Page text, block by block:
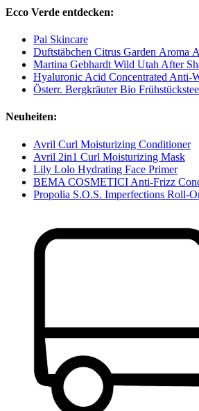
Ecco Verde entdecken:
Pai Skincare
Duftstäbchen Citrus Garden Aroma
Martina Gebhardt Wild Utah After
Hyaluronic Acid Concentrated Anti-
Österr. Bergkräuter Bio Frühstückstee
Neuheiten:
Avril Curl Moisturizing Conditioner
Avril 2in1 Curl Moisturizing Mask
Lily Lolo Hydrating Face Primer
BEMA COSMETICI Anti-Frizz
Propolia S.O.S. Imperfections Roll-